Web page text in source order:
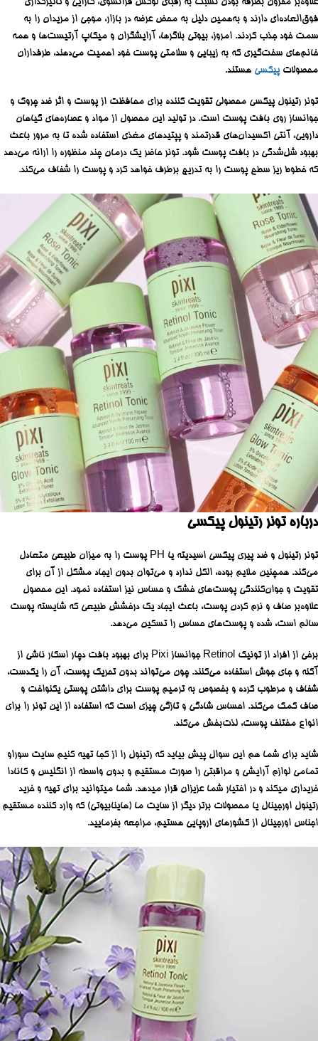
علاوه‌بر مقرون بصرفه بودن نسبت به رقبای لوکس فرانسوی، کارایی و تاثیرگذاری
فوق‌العاده‌ای دارند و به‌همین دلیل به محض عرضه در بازار، موجی از مریدان را به
سمت خود جذب کردند. امروز، بیوتی بلاگرها، آرایشگران و میکاپ آرتیست‌ها و همه
خانم‌های سخت‌گیری که به زیبایی و سلامتی پوست خود اهمیت می‌دهند، طرفداران
محصولات پیکسی هستند.
تونر رتینول پیکسی محصولی تقویت کننده برای محافظت از پوست و اثر ضد چروک و
جوانساز روی بافت پوست است. در تولید این محصول از مواد و عصاره‌های گیاهان
دارویی، آنتی اکسیدان‌های قدرتمند و پپتیدهای مغذی استفاده شده تا به مرور باعث
بهبود شل‌‌شدگی در بافت پوست شود. تونر حاضر یک درمان چند منظوره را ارائه می‌دهد
که خطوط ریز سطح پوست را به تدریج برطرف خواهد کرد و پوست را شفاف می‌کند.
درباره تونر رتینول پیکسی
تونر رتینول و ضد پیری پیکسی اسیدیته یا PH پوست را به میزان طبیعی متعادل
می‌کند. همچنین ملایم بوده، الکل ندارد و می‌توان بدون ایجاد مشکل از آن برای
تقویت و جوان‌کنندگی پوست‌های خشک و حساس نیز استفاده نمود. این محصول
علاوه‌بر صاف و نرم کردن پوست، باعث ایجاد یک درخشش طبیعی که شایسته پوست
سالم است، شده و پوست‌های حساس را تسکین می‌دهد.
برخی از افراد از تونیک Retinol جوانساز Pixi برای بهبود بافت دچار اسکار ناشی از
آکنه و جای جوش استفاده می‌کنند. چون می‌تواند بدون تحریک پوست، آن را یکدست،
شفاف و مرطوب کرده و بخصوص به ترمیم پوست برای داشتن پوستی یکنواخت و
صاف کمک می‌کند. احساس شادگی و تازگی چیزی است که استفاده از این تونر را برای
انواع مختلف پوست، لذت‌بخش می‌کند.
شاید برای شما هم این سوال پیش بیاید که رتینول را از کجا تهیه کنیم سایت سوراو
تمامی لوازم آرایشی و مراقبتی را صورت مستقیم و بدون واسطه از انگلیس و کانادا
خریداری میکند و در اختیار شما عزیزان قرار میدهد. شما میتوانید برای تهیه و خرید
رتینول اورجینال یا محصولات برتر دیگر از سایت ما (هاینابیوتی) که وارد کننده مستقیم
اجناس اورجینال از کشورهای اروپایی هستیم، مراجعه بفرمایید.